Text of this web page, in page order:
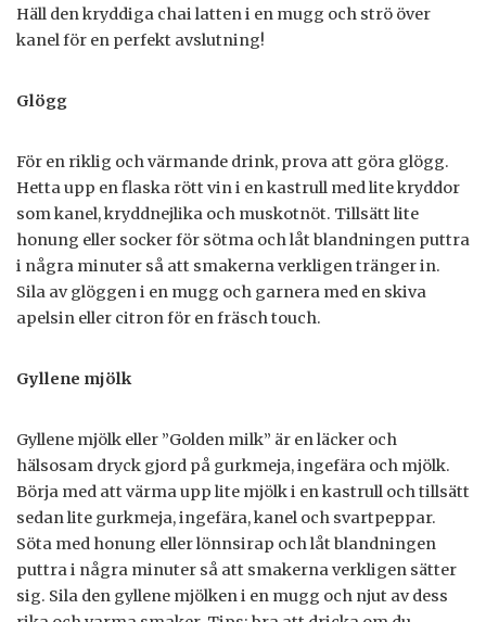
Häll den kryddiga chai latten i en mugg och strö över
kanel för en perfekt avslutning!
Glögg
För en riklig och värmande drink, prova att göra glögg.
Hetta upp en flaska rött vin i en kastrull med lite kryddor
som kanel, kryddnejlika och muskotnöt. Tillsätt lite
honung eller socker för sötma och låt blandningen puttra
i några minuter så att smakerna verkligen tränger in.
Sila av glöggen i en mugg och garnera med en skiva
apelsin eller citron för en fräsch touch.
Gyllene mjölk
Gyllene mjölk eller ”Golden milk” är en läcker och
hälsosam dryck gjord på gurkmeja, ingefära och mjölk.
Börja med att värma upp lite mjölk i en kastrull och tillsätt
sedan lite gurkmeja, ingefära, kanel och svartpeppar.
Söta med honung eller lönnsirap och låt blandningen
puttra i några minuter så att smakerna verkligen sätter
sig. Sila den gyllene mjölken i en mugg och njut av dess